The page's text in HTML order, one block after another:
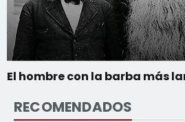
El hombre con la barba más
RECOMENDADOS